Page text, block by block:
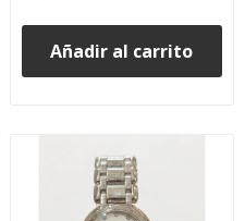
Añadir al carrito